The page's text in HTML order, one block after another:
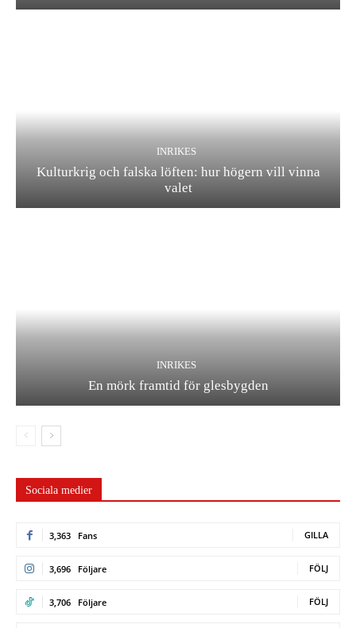
INRIKES
Kulturkrig och falska löften: hur högern vill vinna
valet
INRIKES
En mörk framtid för glesbygden
Sociala medier
3,363 Fans GILLA
3,696 Följare FÖLJ
3,706 Följare FÖLJ